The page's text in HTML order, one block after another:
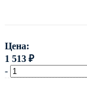
Цена:
1 513 ₽
-